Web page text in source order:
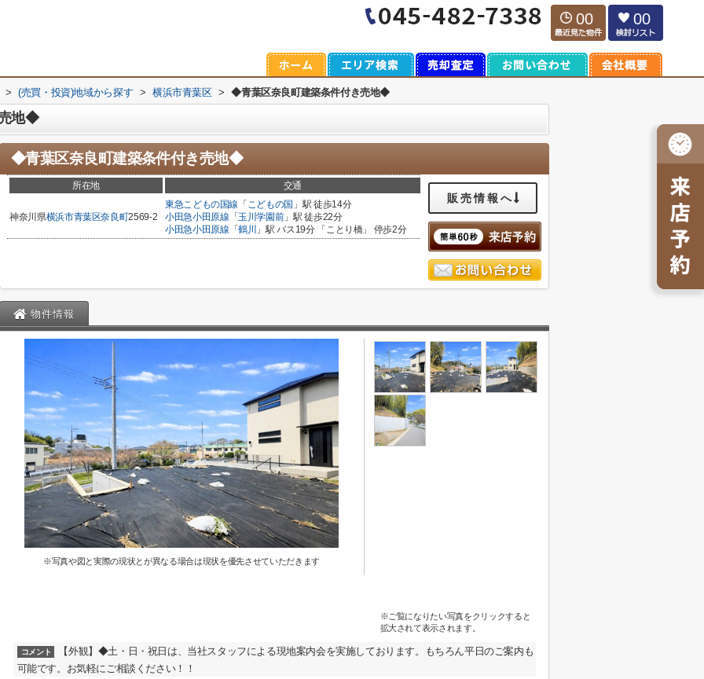
00 00
> (売買・投資)地域から探す > 横浜市青葉区 > ◆青葉区奈良町建築条件付き売地◆
地◆
◆青葉区奈良町建築条件付き売地◆
所在地 交通
神奈川県横浜市青葉区奈良町2569-2
東急こどもの国線 「 こどもの国 」駅 徒歩14分
小田急小田原線 「 玉川学園前」駅 徒歩22分
小田急小田原線 「鶴川 」駅 バス19分 「ことり橋」 停歩2分
販売情報へ
物件情報
※写真や図と実際の現状とが異なる場合は現状を優先させていただきます
※ご覧になりたい写真をクリックすると
拡大されて表示されます。
コメント
【外観】◆土・日・祝日は、当社スタッフによる現地案内会を実施しております。もちろん平日のご案内も
可能です。お気軽にご相談ください！！